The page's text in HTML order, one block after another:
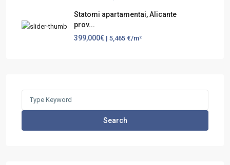
Statomi apartamentai, Alicante
prov...
399,000€ | 5,465 €/m²
Search